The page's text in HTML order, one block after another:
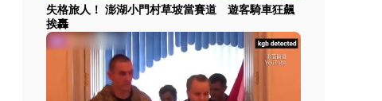
失格旅人！ 澎湖小門村草坡當賽道 遊客騎車狂飆
挨轟